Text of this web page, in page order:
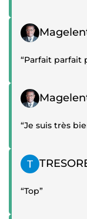
Témoignage
“Parfait parfait
Témoignage
“Je suis très
Témoignage
“Top”